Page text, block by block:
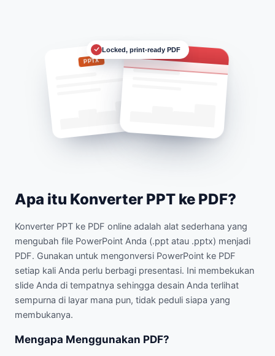
Locked, print-ready PDF
PPTX
Deck.pdf
Apa itu Konverter PPT ke PDF?
Konverter PPT ke PDF online adalah alat sederhana yang
mengubah file PowerPoint Anda (.ppt atau .pptx) menjadi
PDF. Gunakan untuk mengonversi PowerPoint ke PDF
setiap kali Anda perlu berbagi presentasi. Ini membekukan
slide Anda di tempatnya sehingga desain Anda terlihat
sempurna di layar mana pun, tidak peduli siapa yang
membukanya.
Mengapa Menggunakan PDF?